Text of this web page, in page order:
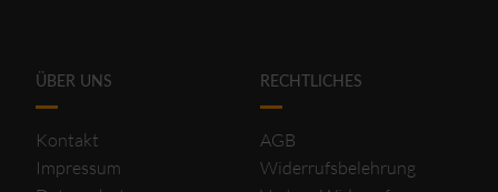
ÜBER UNS
Kontakt
Impressum
RECHTLICHES
AGB
Widerrufsbelehrung